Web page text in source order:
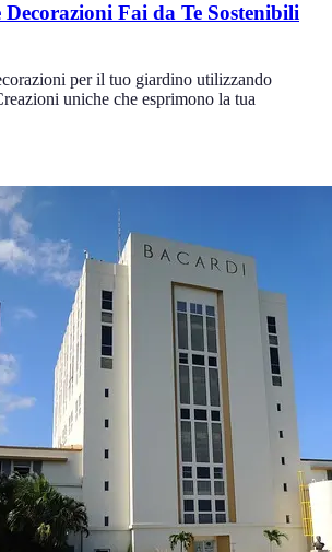
Decorazioni Fai da Te Sostenibili
per il tuo giardino utilizzando
uniche che esprimono la tua